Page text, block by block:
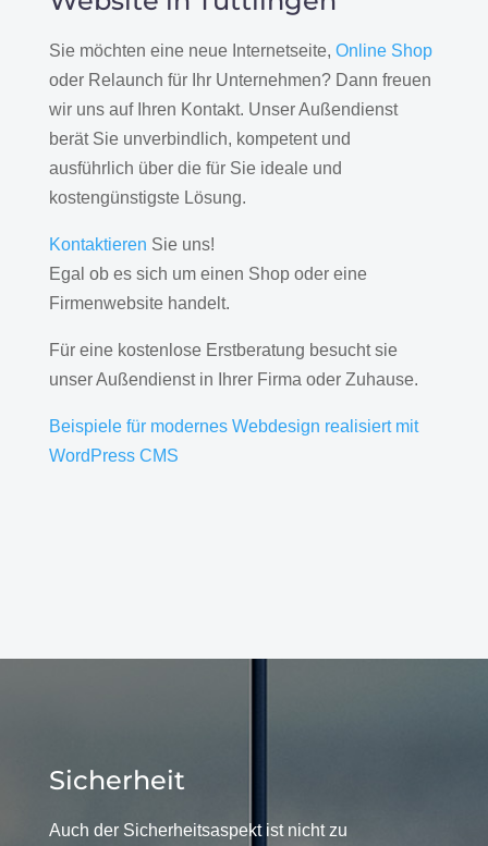
Sie möchten eine neue Internetseite, Online Shop
oder Relaunch für Ihr Unternehmen? Dann freuen
wir uns auf Ihren Kontakt. Unser Außendienst
berät Sie unverbindlich, kompetent und
ausführlich über die für Sie ideale und
kostengünstigste Lösung.
Kontaktieren Sie uns!
Egal ob es sich um einen Shop oder eine
Firmenwebsite handelt.
Für eine kostenlose Erstberatung besucht sie
unser Außendienst in Ihrer Firma oder Zuhause.
Beispiele für modernes Webdesign realisiert mit
WordPress CMS
Sicherheit
Auch der Sicherheitsaspekt ist nicht zu